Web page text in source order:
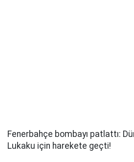
Fenerbahçe bombayı patlattı:
Lukaku için harekete geçti!